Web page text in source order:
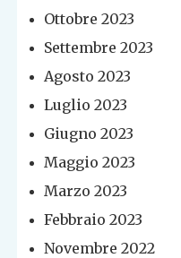
Ottobre 2023
Settembre 2023
Agosto 2023
Luglio 2023
Giugno 2023
Maggio 2023
Marzo 2023
Febbraio 2023
Novembre 2022